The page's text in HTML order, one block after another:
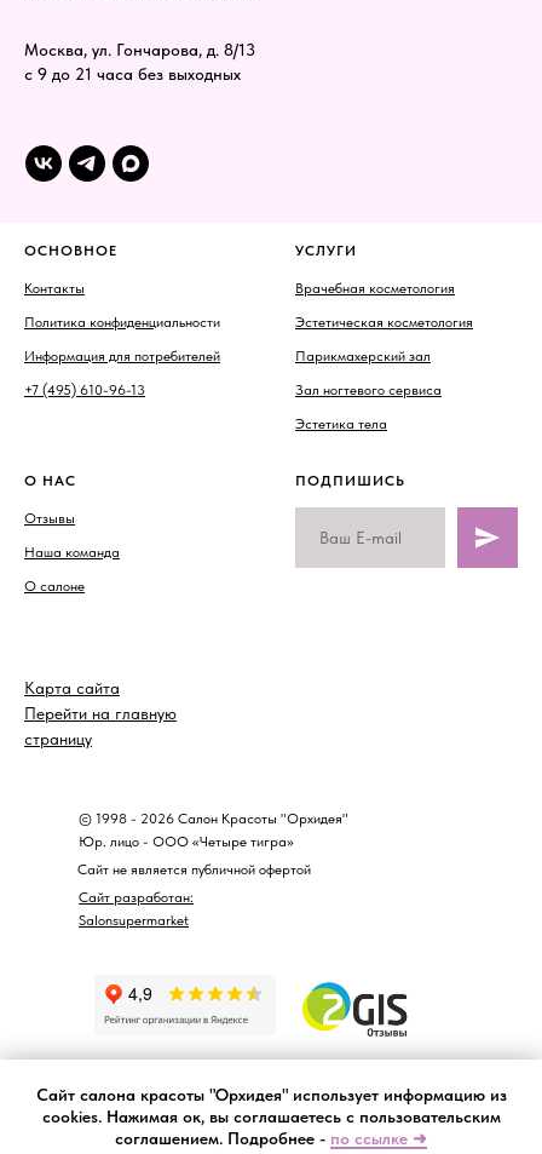
Москва, ул. Гончарова, д. 8/13
с 9 до 21 часа без выходных
ОСНОВНОЕ
Контакты
Политика конфиденциальности
Информация для потребителей
+7 (495) 610-96-13
УСЛУГИ
Врачебная косметология
Эстетическая косметология
Парикмахерский зал
Зал ногтевого сервиса
Эстетика тела
О НАС
Отзывы
Наша команда
О салоне
ПОДПИШИСЬ
Карта сайта
Перейти на главную
страницу
© 1998 - 2026 Салон Красоты "Орхидея"
Юр. лицо - ООО «Четыре тигра»
Сайт разработан:
Salonsupermarket
Сайт не является публичной офертой
Сайт салона красоты "Орхидея" использует информацию из
cookies. Нажимая ок, вы соглашаетесь с пользовательским
соглашением. Подробнее - по ссылке ➜